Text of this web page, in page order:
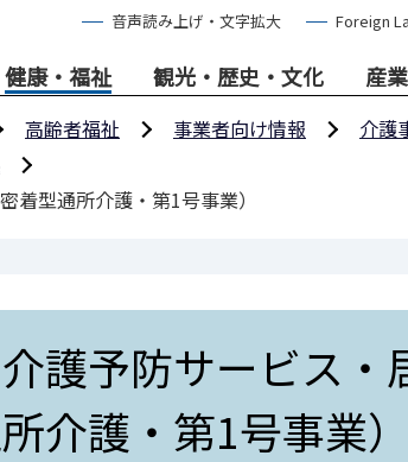
音声読み上げ・文字拡大 Foreign
健康・福祉 観光・歴史・文化 産
高齢者福祉 事業者向け情報
介護
型通所介護・第1号事業）
護予防サービス・
介護・第1号事業